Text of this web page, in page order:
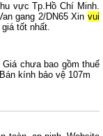
vực Tp.Hồ Chí Minh.
gang 2/DN65 Xin vui
tốt nhất.
chưa bao gồm thuế
kính bảo vệ 107m